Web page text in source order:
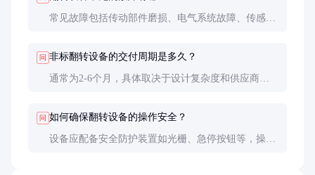
常见故障包括传动部件磨损、电气系统故障、传感器
问 非标翻转设备的交付周期是多久？
通常为2-6个月，具体取决于设计复杂度和供应商产
问 如何确保翻转设备的操作安全？
设备应配备安全防护装置如光栅、急停按钮等，操作